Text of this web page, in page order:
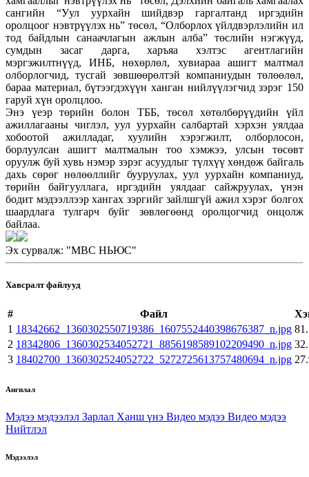
сангийн “Уул уурхайн шийдвэр гаргалтанд иргэдийн
оролцоог нэвтрүүлэх нь” төсөл, “Олборлох үйлдвэрлэлийн ил
тод байдлын санаачлагын ажлын алба” төслийн нэгжүүд,
сумдын засаг дарга, харъяа хэлтэс агентлагийн
мэргэжилтнүүд, ИНБ, нөхөрлөл, хувиараа ашигт малтмал
олборлогчид, тусгай зөвшөөрөлтэй компаниудын төлөөлөл,
бараа материал, бүтээгдэхүүн ханган нийлүүлэгчид зэрэг 150
гаруй хүн оролцлоо.
Энэ үеэр төрийн болон ТББ, төсөл хөтөлбөрүүдийн үйл
ажиллагааны чиглэл, уул уурхайн салбартай хэрхэн уялдаа
хобоотой ажилладаг, хуулийн хэрэгжилт, олборлосон,
борлуулсан ашигт малтмалын тоо хэмжээ, улсын төсөвт
оруулж буй хувь нэмэр зэрэг асуудлыг түлхүү хөндөж байгаль
дахь сөрөг нөлөөллийг бууруулах, уул уурхайн компаниуд,
төрийн байгууллага, иргэдийн уялдааг сайжруулах, үнэн
бодит мэдээллээр хангах зэргийг зайлшгүй ажил хэрэг болгох
шаардлага тулгарч буйг зөвлөгөөнд оролцогчид онцолж
байлаа.
Эх сурвалж: "МВС НЬЮС"
Хавсралт файлууд
# Файл
1 18342662_1360302550719386_1607552440398676387_n.jpg
2 18342806_1360302534052721_8856198589102209490_n.jpg
3 18402700_1360302524052722_5272725613757480694_n.jpg
Ангилал
Мэдээ мэдээлэл Зарлал Ханш үнэ Видео мэдээ Видео мэдээ
Нийтлэл
Мэдээлэл